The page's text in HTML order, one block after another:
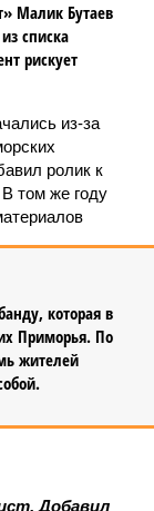
Малик Бутаев
списка
рискует
из-за
ролик к
В том же году
которая в
Приморья. По
жителей
Добавил